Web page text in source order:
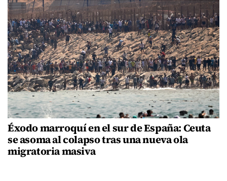
Éxodo marroquí en el sur de España: Ceuta
se asoma al colapso tras una nueva ola
migratoria masiva